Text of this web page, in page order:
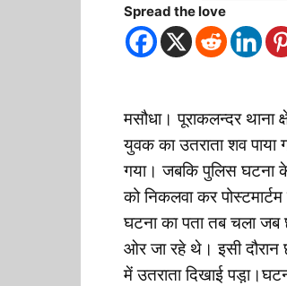
Spread the love
मसौधा। पूराकलन्दर थाना
युवक का उतराता शव पाया
गया। जबकि पुलिस घटना
को निकलवा कर
घटना का पता तब चला
ओर जा रहे थे। इसी दौरान
में उतराता दिखाई